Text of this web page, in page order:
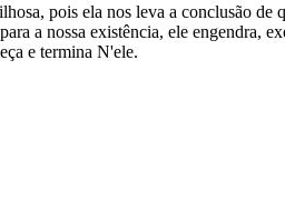
pois ela nos leva a conclusão
a nossa existência, ele engendra,
e termina N'ele.